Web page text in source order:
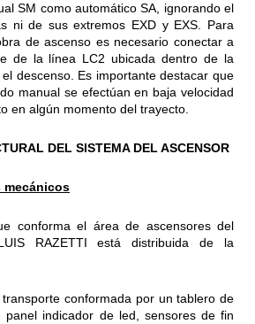
SM como automático SA, ignorando el
ni de sus extremos EXD y EXS. Para
de ascenso es necesario conectar a
de la línea LC2 ubicada dentro de la
descenso. Es importante destacar que
manual se efectúan en baja velocidad
en algún momento del trayecto.
DEL SISTEMA DEL ASCENSOR
mecánicos
conforma el área de ascensores del
RAZETTI está distribuida de la
conformada por un tablero de
panel indicador de led, sensores de fin